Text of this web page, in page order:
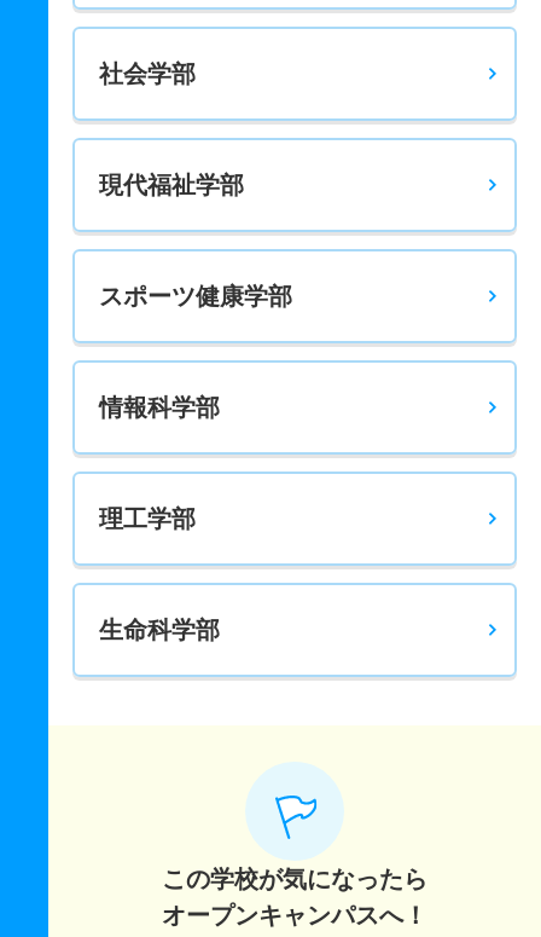
社会学部
現代福祉学部
スポーツ健康学部
情報科学部
理工学部
生命科学部
この学校が気になったら
オープンキャンパスへ！